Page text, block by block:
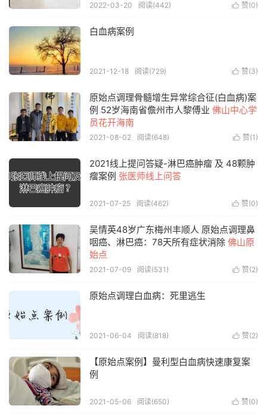
 赞(0)
2022-03-20 阅读(442)
白血病案例
 赞(3)
2021-12-18 阅读(729)
原始点调理骨髓增生异常综合征(白血病)案
例 52岁海南省儋州市人黎傅业 佛山中心学
员花开海南
 赞(1 )
2021-08-02 阅读(648)
2021线上提问答疑-淋巴癌肿瘤 及 48颗肿
瘤案例 张医师线上问答
 赞(0)
2021-07-25 阅读(462)
吴情英48岁广东梅州丰顺人 原始点调理鼻
咽癌、淋巴癌：78天所有症状消除 佛山原
始点
 赞(2)
2021-07-09 阅读(531)
原始点调理白血病：死里逃生
 赞(2)
2021-06-04 阅读(818)
【原始点案例】曼利型白血病快速康复案
例
 赞(0)
2021-05-06 阅读(650)